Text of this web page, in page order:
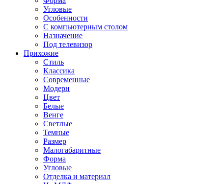
Угловые
Особенности
С компьютерным столом
Назначение
Под телевизор
Прихожие
Стиль
Классика
Современные
Модерн
Цвет
Белые
Венге
Светлые
Темные
Размер
Малогабаритные
Форма
Угловые
Отделка и материал